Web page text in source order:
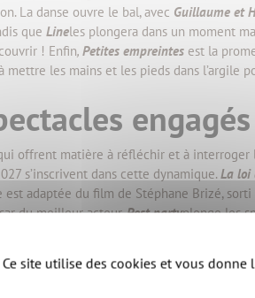
La danse ouvre le bal, avec Guillaume et
que Lineles plongera dans un moment
! Enfin, Petites empreintes est la
mettre les mains et les pieds dans l’argile
offrent matière à réfléchir et à interroger
s’inscrivent dans cette dynamique. La loi
adaptée du film de Stéphane Brizé,
du meilleur acteur.Post partyplonge les
post-accouchement. Les femmes sont
et de transformation, dans un contexte
coup de poing qui parle de l’inceste. Elle
Ce site utilise des cookies et vous